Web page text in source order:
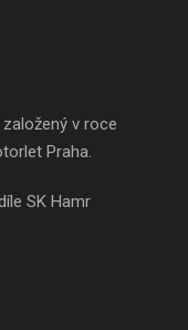
v roce
Praha.
SK Hamr